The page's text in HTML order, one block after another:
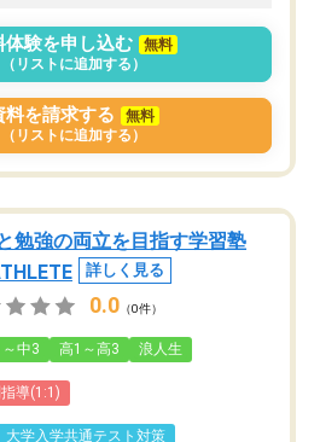
体験を申し込む
無料
（リストに追加する）
料を請求する
無料
（リストに追加する）
勉強の両立を目指す学習塾
詳しく見る
0.0 （0件）
中3 高1～高3 浪人生
導(1:1)
大学入学共通テスト対策